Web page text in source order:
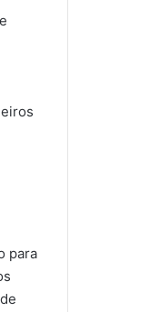
para